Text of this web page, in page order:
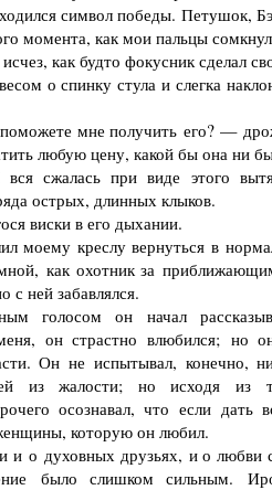
символ победы. Петушок,
момента, как мои пальцы
как будто фокусник сделал
о спинку стула и слегка
мне получить его? —
любую цену, какой бы она ни
сжалась при виде этого
острых, длинных клыков.
виски в его дыхании.
моему креслу вернуться в
как охотник за
с ней забавлялся.
голосом он начал
он страстно влюбился; но
Он не испытывал, конечно,
из жалости; но исходя из
осознавал, что если дать
которую он любил.
о духовных друзьях, и о любви с
было слишком сильным.